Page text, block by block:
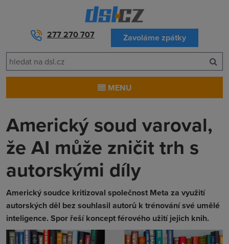
277 270 707 Zavoláme zpátky
MENU
Americký soud varoval,
že AI může zničit trh s
autorskými díly
Americký soudce kritizoval společnost Meta za využití
autorských děl bez souhlasil autorů k trénování své umělé
inteligence. Spor řeší koncept férového užití jejich knih.